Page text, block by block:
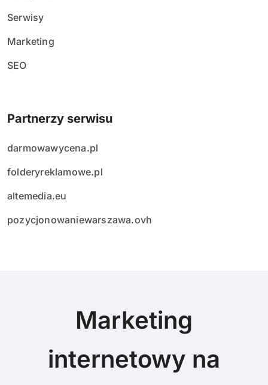
Serwisy
Marketing
SEO
Partnerzy serwisu
darmowawycena.pl
folderyreklamowe.pl
altemedia.eu
pozycjonowaniewarszawa.ovh
Marketing
internetowy na